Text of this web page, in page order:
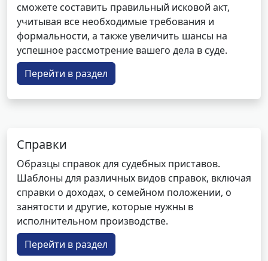
сможете составить правильный исковой акт,
учитывая все необходимые требования и
формальности, а также увеличить шансы на
успешное рассмотрение вашего дела в суде.
Перейти в раздел
Справки
Образцы справок для судебных приставов.
Шаблоны для различных видов справок, включая
справки о доходах, о семейном положении, о
занятости и другие, которые нужны в
исполнительном производстве.
Перейти в раздел